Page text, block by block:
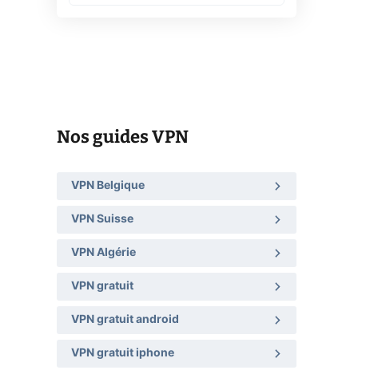
Nos guides VPN
VPN Belgique
VPN Suisse
VPN Algérie
VPN gratuit
VPN gratuit android
VPN gratuit iphone